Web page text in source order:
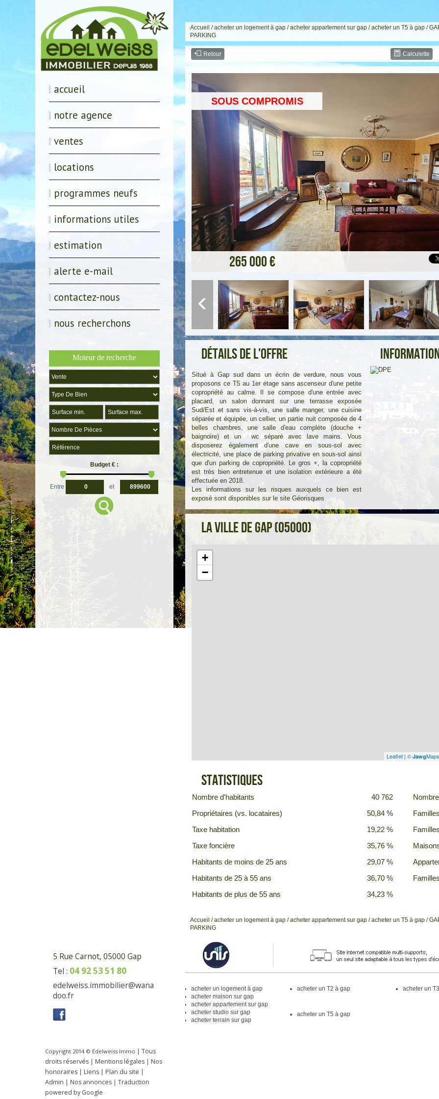
accueil
notre agence
ventes
locations
programmes neufs
informations utiles
estimation
alerte e-mail
contactez-nous
nous recherchons
Moteur de recherche
Budget € :
Entre et
Accueil /acheter un logement à gap/acheter appartement sur gap/acheter un T5 à gap/
PARKING
Retour Calculette
SOUS COMPROMIS
265 000 €
Détails de l'offre
Situé à Gap sud dans un écrin de verdure, nous vous
proposons ce T5 au 1er étage sans ascenseur d'une petite
copropriété au calme. Il se compose d'une entrée avec
placard, un salon donnant sur une terrasse exposée
Sud/Est et sans vis-à-vis, une salle manger, une cuisine
séparée et équipée, un cellier, un partie nuit composée de 4
belles chambres, une salle d'eau complète (douche +
baignoire) et un wc séparé avec lave mains. Vous
disposerez également d'une cave en sous-sol avec
électricité, une place de parking privative en sous-sol ainsi
que d'un parking de copropriété. Le gros +, la copropriété
est très bien entretenue et une isolation extérieure a été
effectuée en 2018.
Les informations sur les risques auxquels ce bien est
exposé sont disponibles sur le siteGéorisques
La ville de Gap (05000)
+
−
Leaflet| © JawgMaps
Statistiques
Nombre d'habitants 40 762
Propriétaires (vs. locataires) 50,84 %
Taxe habitation 19,22 %
Taxe foncière 35,76 %
Habitants de moins de 25 ans 29,07 %
Habitants de 25 à 55 ans 36,70 %
Habitants de plus de 55 ans 34,23 %
Accueil /acheter un logement à gap/acheter appartement sur gap/acheter un T5 à gap/
PARKING
5 Rue Carnot, 05000 Gap
Tel : 04 92 53 51 80
edelweiss.immobilier@wana
doo.fr
Copyright 2014 © Edelweiss Immo | Tous
droits réservés | Mentions légales | Nos
honoraires | Liens | Plan du site |
Admin | Nos annonces | Traduction
powered by Google
acheter un logement à gap
acheter maison sur gap
acheter appartement sur gap
acheter studio sur gap
acheter terrain sur gap
acheter un T2 à gap acheter un
acheter un T5 à gap